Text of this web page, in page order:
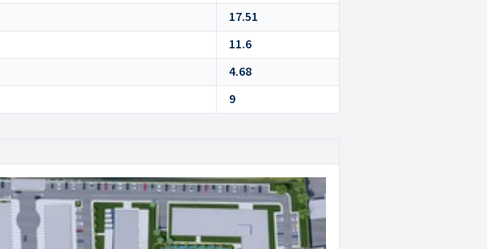
17.51
11.6
4.68
9